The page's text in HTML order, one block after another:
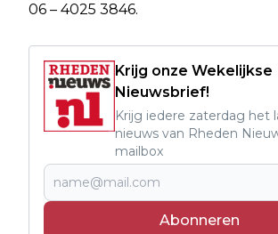
06 – 4025 3846.
Krijg onze Wekelijkse
Nieuwsbrief!
Krijg iedere zaterdag het
nieuws van Rheden
mailbox
Abonneren